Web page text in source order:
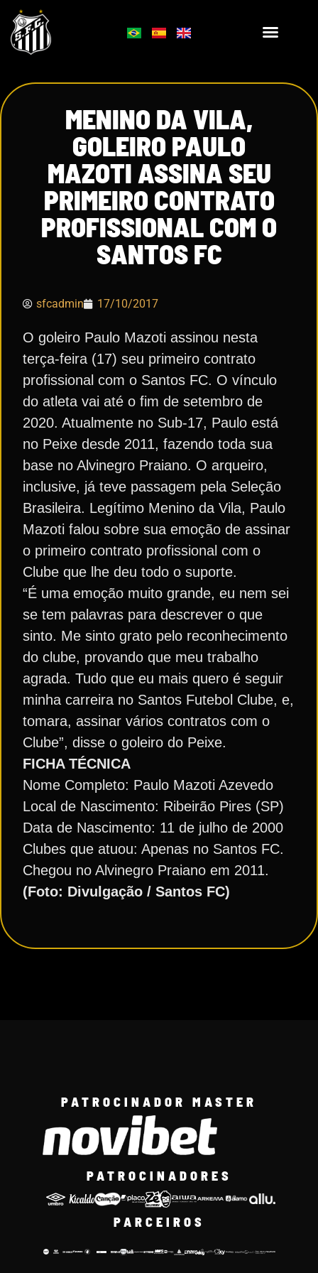
MENINO DA VILA,
GOLEIRO PAULO
MAZOTI ASSINA SEU
PRIMEIRO CONTRATO
PROFISSIONAL COM O
SANTOS FC
sfcadmin 17/10/2017
O goleiro Paulo Mazoti assinou nesta
terça-feira (17) seu primeiro contrato
profissional com o Santos FC. O vínculo
do atleta vai até o fim de setembro de
2020. Atualmente no Sub-17, Paulo está
no Peixe desde 2011, fazendo toda sua
base no Alvinegro Praiano. O arqueiro,
inclusive, já teve passagem pela Seleção
Brasileira. Legítimo Menino da Vila, Paulo
Mazoti falou sobre sua emoção de assinar
o primeiro contrato profissional com o
Clube que lhe deu todo o suporte.
“É uma emoção muito grande, eu nem sei
se tem palavras para descrever o que
sinto. Me sinto grato pelo reconhecimento
do clube, provando que meu trabalho
agrada. Tudo que eu mais quero é seguir
minha carreira no Santos Futebol Clube, e,
tomara, assinar vários contratos com o
Clube”, disse o goleiro do Peixe.
FICHA TÉCNICA
Nome Completo: Paulo Mazoti Azevedo
Local de Nascimento: Ribeirão Pires (SP)
Data de Nascimento: 11 de julho de 2000
Clubes que atuou: Apenas no Santos FC.
Chegou no Alvinegro Praiano em 2011.
(Foto: Divulgação / Santos FC)
PATROCINADOR MASTER
PATROCINADORES
PARCEIROS